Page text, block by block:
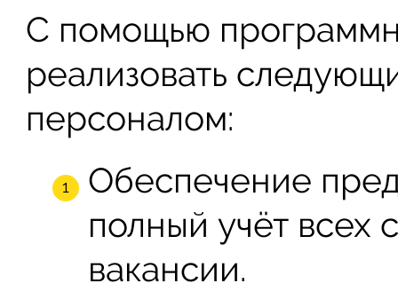
С помощью
реализовать
персоналом:
Обеспечение
полный учёт всех
вакансии.